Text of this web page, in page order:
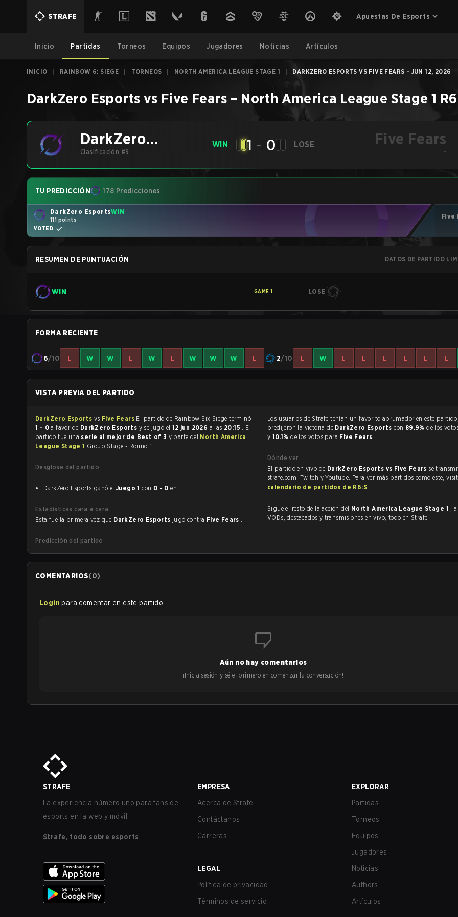
STRAFE Apuestas De Esports
Inicio Partidas Torneos Equipos Jugadores Noticias Artículos
INICIO RAINBOW 6: SIEGE TORNEOS NORTH AMERICA LEAGUE STAGE 1 DARKZERO ESPORTS VS FIVE FEARS - JUN 12, 2026
DarkZero Esports vs Five Fears – North America League Stage 1
DarkZero
Esports
Clasificación #9
WIN 1 - 0 LOSE Five Fears
-
TU PREDICCIÓN 178 Predicciones
DarkZero EsportsWIN
111 points
VOTED
Five
RESUMEN DE PUNTUACIÓN DATOS DE PARTIDO
WIN GAME 1 LOSE
FORMA RECIENTE
6/10 L W W L W L W W W L 2/10 L W L L L L L L
VISTA PREVIA DEL PARTIDO
DarkZero Esports vs Five Fears
El partido de Rainbow Six Siege terminó
1 - 0 a favor de DarkZero Esports y se jugó el 12 jun 2026 a las 20:15 . El
partido fue una serie al mejor de Best of 3 y parte del North America
League Stage 1 Group Stage - Round 1.
Desglose del partido
DarkZero Esports ganó el Juego 1 con 0 - 0 en
Estadísticas cara a cara
Esta fue la primera vez que DarkZero Esports jugó contra Five Fears .
Predicción del partido
Los usuarios de Strafe tenían un favorito abrumador en este partido, y
predijeron la victoria de DarkZero Esportscon 89.9%de los
y 10.1%de los votos para Five Fears .
Dónde ver
El partido en vivo de DarkZero Esports vs Five Fears se
strafe.com, Twitch y Youtube. Para ver más partidos como este,
calendario de partidos de R6:S .
Sigue el resto de la acción del North America League Stage 1 ,
VODs, destacados y transmisiones en vivo, todo en Strafe.
COMENTARIOS(0)
Login para comentar en este partido
Aún no hay comentarios
¡Inicia sesión y sé el primero en comenzar la conversación!
STRAFE
La experiencia número uno para fans de
esports en la web y móvil.
Strafe, todo sobre esports
EMPRESA
Acerca de Strafe
Contáctanos
Carreras
LEGAL
Política de privacidad
Términos de servicio
EXPLORAR
Partidas
Torneos
Equipos
Jugadores
Noticias
Authors
Artículos